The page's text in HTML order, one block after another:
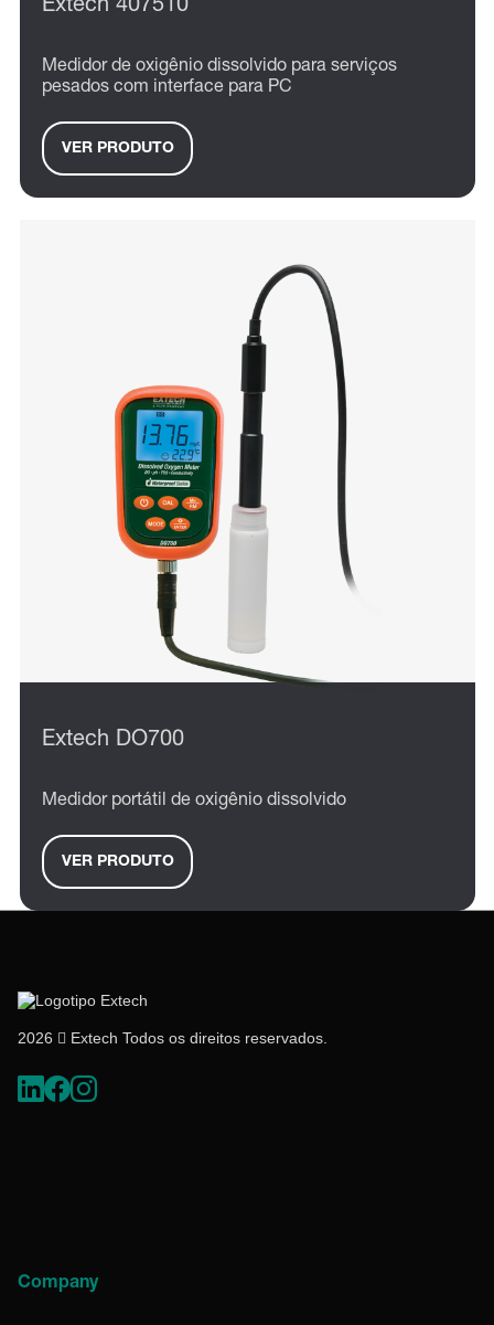
Extech 407510
Medidor de oxigênio dissolvido para serviços
pesados com interface para PC
VER PRODUTO
Extech DO700
Medidor portátil de oxigênio dissolvido
VER PRODUTO
2026  Extech Todos os direitos reservados.
Company